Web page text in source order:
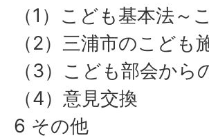
（1）こども基本法
（2）三浦市のこども
（3）こども部会から
（4）意見交換
6 その他